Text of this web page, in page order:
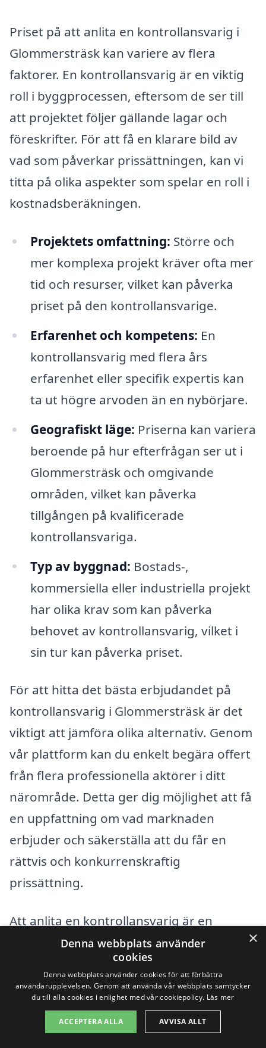
Priset på att anlita en kontrollansvarig i
Glommersträsk kan variere av flera
faktorer. En kontrollansvarig är en viktig
roll i byggprocessen, eftersom de ser till
att projektet följer gällande lagar och
föreskrifter. För att få en klarare bild av
vad som påverkar prissättningen, kan vi
titta på olika aspekter som spelar en roll i
kostnadsberäkningen.
Projektets omfattning: Större och
mer komplexa projekt kräver ofta mer
tid och resurser, vilket kan påverka
priset på den kontrollansvarige.
Erfarenhet och kompetens: En
kontrollansvarig med flera års
erfarenhet eller specifik expertis kan
ta ut högre arvoden än en nybörjare.
Geografiskt läge: Priserna kan variera
beroende på hur efterfrågan ser ut i
Glommersträsk och omgivande
områden, vilket kan påverka
tillgången på kvalificerade
kontrollansvariga.
Typ av byggnad: Bostads-,
kommersiella eller industriella projekt
har olika krav som kan påverka
behovet av kontrollansvarig, vilket i
sin tur kan påverka priset.
För att hitta det bästa erbjudandet på
kontrollansvarig i Glommersträsk är det
viktigt att jämföra olika alternativ. Genom
vår plattform kan du enkelt begära offert
från flera professionella aktörer i ditt
närområde. Detta ger dig möjlighet att få
en uppfattning om vad marknaden
erbjuder och säkerställa att du får en
rättvis och konkurrenskraftig
prissättning.
Att anlita en kontrollansvarig är en
investering i ditt byggprojekt som kan
spara tid och kostnader i längden. Så,
oavsett om du ska bygga nytt, renovera
eller utföra andra bygg- och
anläggningsarbeten, tveka inte att
×
Denna webbplats använder
cookies
Denna webbplats använder cookies för att förbättra
användarupplevelsen. Genom att använda vår webbplats samtycker
du till alla cookies i enlighet med vår cookiepolicy. Läs mer
ACCEPTERA ALLA AVVISA ALLT